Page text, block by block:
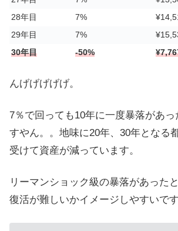
28年目
7%
29年目
7%
30年目
-50%
んげげげげげ。
7％で回っても10年に一度暴落があ
すやん。。地味に20年、30年となる
受けて資産が減っています。
リーマンショック級の暴落があった
復活が難しいかイメージしやすいです